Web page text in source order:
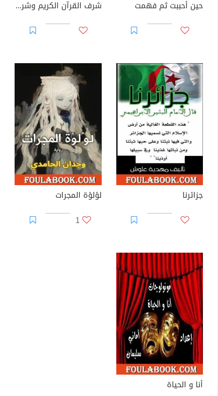
حين أحببت ثم فهمت شرف القرآن الكريم وشرف تعليمه وتعلمه
جزائرنا
لؤلؤة المجرات
1
أنا و الحياة